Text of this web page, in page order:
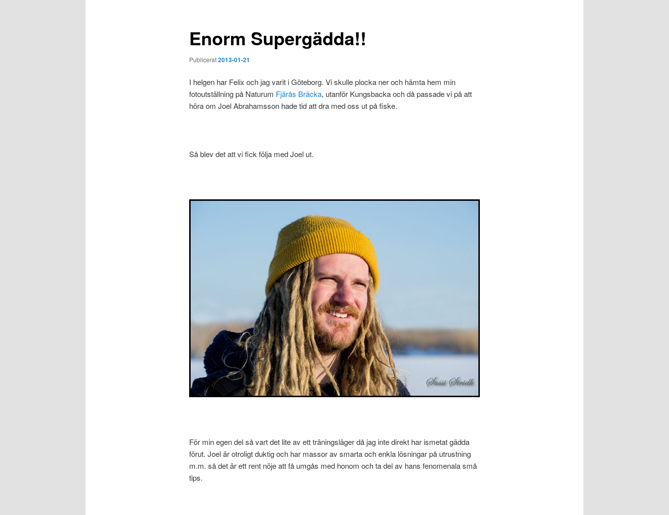
Enorm Supergädda!!
Publicerat2013-01-21
I helgen har Felix och jag varit i Göteborg. Vi skulle plocka ner och hämta hem min
fotoutställning på Naturum Fjärås Bräcka, utanför Kungsbacka och då passade vi på att
höra om Joel Abrahamsson hade tid att dra med oss ut på fiske.
Så blev det att vi fick följa med Joel ut.
För min egen del så vart det lite av ett träningsläger då jag inte direkt har ismetat gädda
förut. Joel är otroligt duktig och har massor av smarta och enkla lösningar på utrustning
m.m. så det är ett rent nöje att få umgås med honom och ta del av hans fenomenala små
tips.